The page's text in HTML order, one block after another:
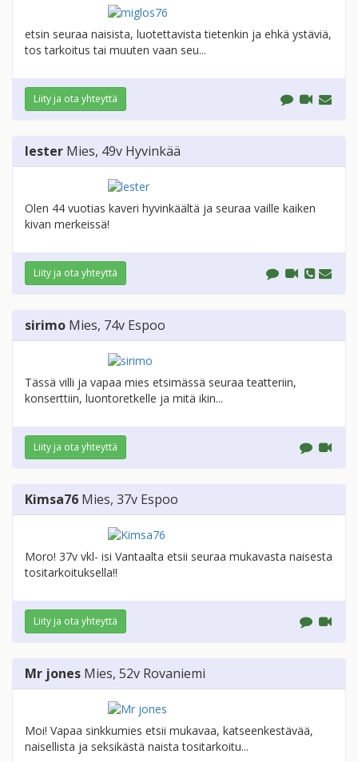
etsin seuraa naisista, luotettavista tietenkin ja ehkä ystäviä,
tos tarkoitus tai muuten vaan seu...
Liity ja ota yhteyttä
lester Mies, 49v Hyvinkää
Olen 44 vuotias kaveri hyvinkäältä ja seuraa vaille kaiken
kivan merkeissä!
Liity ja ota yhteyttä
sirimo Mies, 74v Espoo
Tässä villi ja vapaa mies etsimässä seuraa teatteriin,
konserttiin, luontoretkelle ja mitä ikin...
Liity ja ota yhteyttä
Kimsa76 Mies, 37v Espoo
Moro! 37v vkl- isi Vantaalta etsii seuraa mukavasta naisesta
tositarkoituksella!!
Liity ja ota yhteyttä
Mr jones Mies, 52v Rovaniemi
Moi! Vapaa sinkkumies etsii mukavaa, katseenkestävää,
naisellista ja seksikästä naista tositarkoitu...